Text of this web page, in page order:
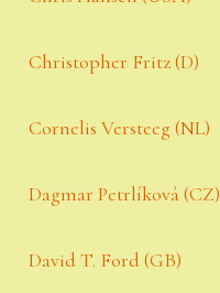
Christopher Fritz (D)
Cornelis Versteeg (NL)
Dagmar Petrlíková (CZ)
David T. Ford (GB)